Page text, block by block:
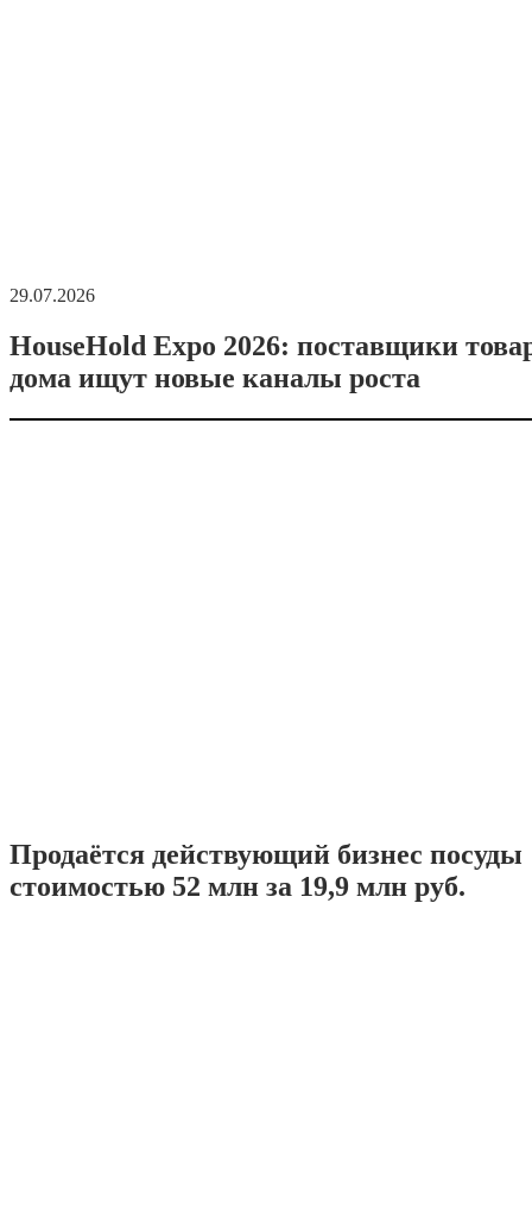
29.07.2026
HouseHold Expo 2026: поставщики
дома ищут новые каналы роста
Продаётся действующий бизнес посуды
стоимостью 52 млн за 19,9 млн руб.